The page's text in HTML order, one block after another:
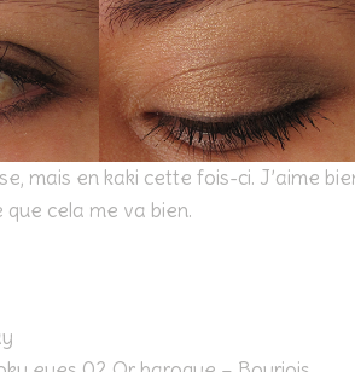
mais en kaki cette fois-ci. J’aime
cela me va bien.